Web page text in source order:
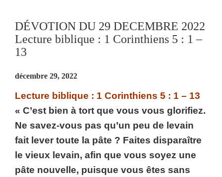
DÉVOTION DU 29 DECEMBRE 2022
Lecture biblique : 1 Corinthiens 5 : 1 –
13
décembre 29, 2022
Lecture biblique : 1 Corinthiens 5 : 1 – 13
« C’est bien à tort que vous vous glorifiez.
Ne savez-vous pas qu’un peu de levain
fait lever toute la pâte ? Faites disparaître
le vieux levain, afin que vous soyez une
pâte nouvelle, puisque vous êtes sans